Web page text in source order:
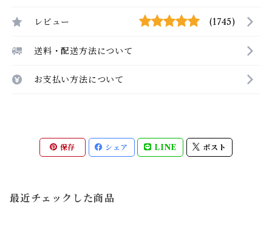
レビュー (1745)
送料・配送方法について
お支払い方法について
保存 シェア LINE ポスト
最近チェックした商品